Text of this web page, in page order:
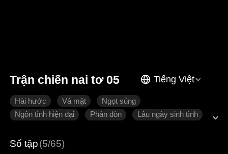
Trận chiến nai tơ 05 Tiếng Việt
Hài hước Vả mặt
Ngọt sủng
Ngôn tình hiện đại
Phản đòn Lâu ngày sinh tình
Số tập(5/65)